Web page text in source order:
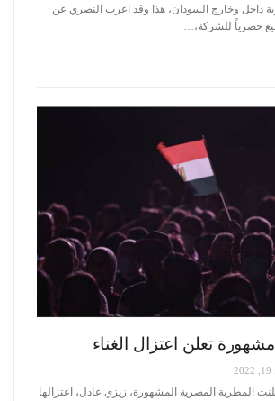
داخل وخارج السودان، هذا وقد اعرب النصري عن
حصرياً للشركة،…
تعلن اعتزال الغناء
المطربة المصرية المشهورة، زيزي عادل، اعتزالها